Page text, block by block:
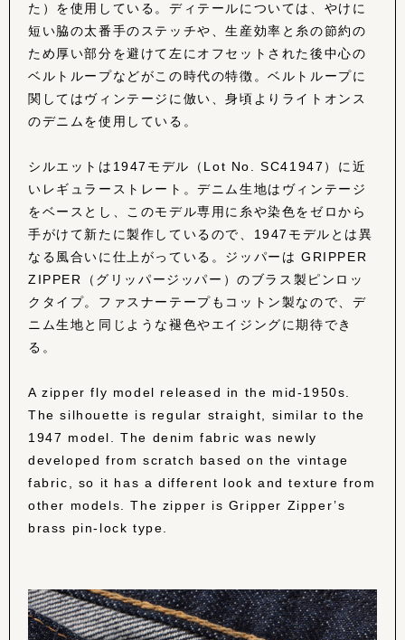
た）を使用している。 ディテールについては、やけに
短い脇の太番手のステッチや、生産効率と糸の節約の
ため厚い部分を避けて左にオフセットされた後中心の
ベルトループなどがこの時代の特徴。ベルトループに
関してはヴィンテージに倣い、身頃よりライトオンス
のデニムを使用している。
シルエットは1947モデル（Lot No. SC41947）に近
いレギュラーストレート。デニム生地はヴィンテージ
をベースとし、このモデル専用に糸や染色をゼロから
手がけて新たに製作しているので、1947モデルとは異
なる風合いに仕上がっている。ジッパーは GRIPPER
ZIPPER（グリッパージッパー）のブラス製ピンロッ
クタイプ。ファスナーテープもコットン製なので、デ
ニム生地と同じような褪色やエイジングに期待でき
る。
A zipper fly model released in the mid-1950s.
The silhouette is regular straight, similar to the
1947 model. The denim fabric was newly
developed from scratch based on the vintage
fabric, so it has a different look and texture from
other models. The zipper is Gripper Zipper’s
brass pin-lock type.